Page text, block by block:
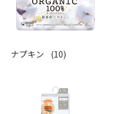
ナプキン (10)